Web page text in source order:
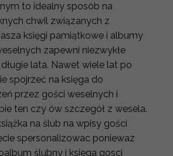
to idealny sposób na
chwil związanych z
księgi pamiątkowe i albumy
zapewni niezwykłe
lata. Nawet wiele lat po
spojrzeć na księga do
przez gości weselnych i
ten czy ów szczegół z wesela.
na ślub na wpisy gości
spersonalizowac poniewaz
ślubny i ksiega gosci